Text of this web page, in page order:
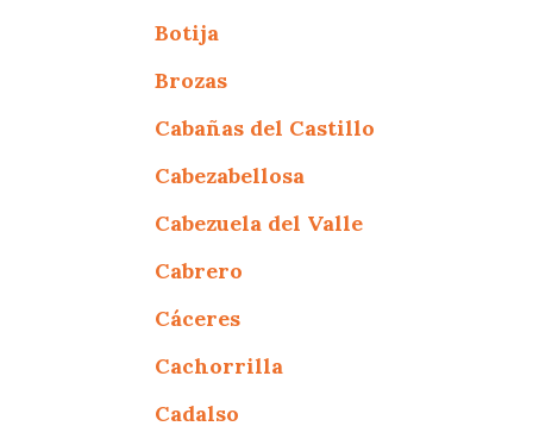
Botija
Brozas
Cabañas del Castillo
Cabezabellosa
Cabezuela del Valle
Cabrero
Cáceres
Cachorrilla
Cadalso